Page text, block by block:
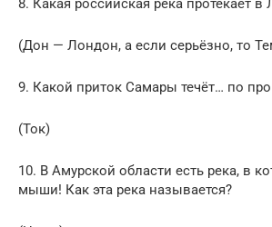
(Дон — Лондон, а если серьёзно, то
9. Какой приток Самары течёт… по
(Ток)
10. В Амурской области есть река, в
мыши! Как эта река называется?